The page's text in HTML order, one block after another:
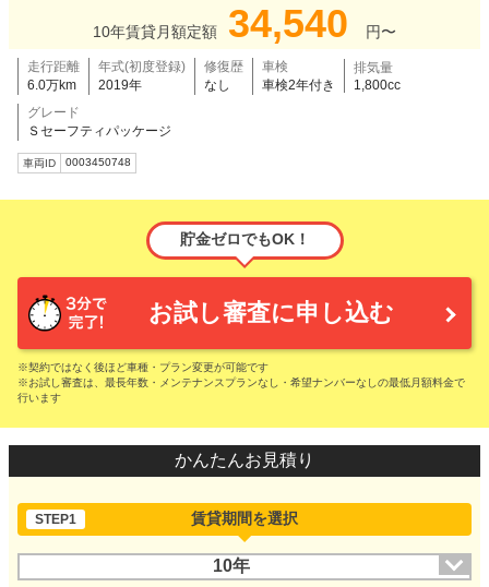
10年賃貸月額定額 34,540 円〜
走行距離
6.0万km
年式(初度登録)
2019年
修復歴
なし
車検
車検2年付き
排気量
1,800cc
グレード
Ｓセーフティパッケージ
車両ID 0003450748
貯金ゼロでもOK！
お試し審査に申し込む
※契約ではなく後ほど車種・プラン変更が可能です
※お試し審査は、最長年数・メンテナンスプランなし・希望ナンバーなしの最低月額料金で
行います
かんたんお見積り
STEP1 賃貸期間を選択
10年